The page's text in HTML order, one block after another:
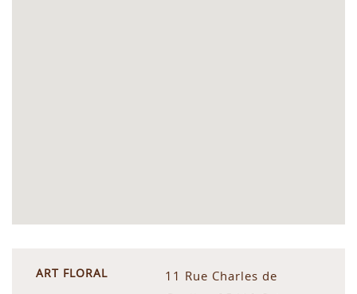
ART FLORAL
11 Rue Charles de